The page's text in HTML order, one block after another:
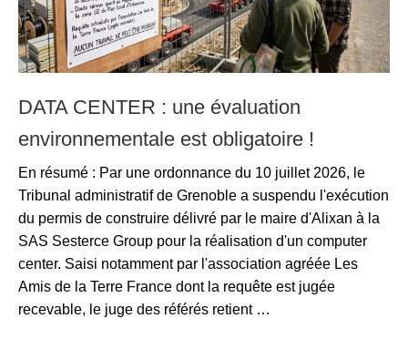
DATA CENTER : une évaluation
environnementale est obligatoire !
En résumé : Par une ordonnance du 10 juillet 2026, le
Tribunal administratif de Grenoble a suspendu l'exécution
du permis de construire délivré par le maire d'Alixan à la
SAS Sesterce Group pour la réalisation d'un computer
center. Saisi notamment par l'association agréée Les
Amis de la Terre France dont la requête est jugée
recevable, le juge des référés retient …